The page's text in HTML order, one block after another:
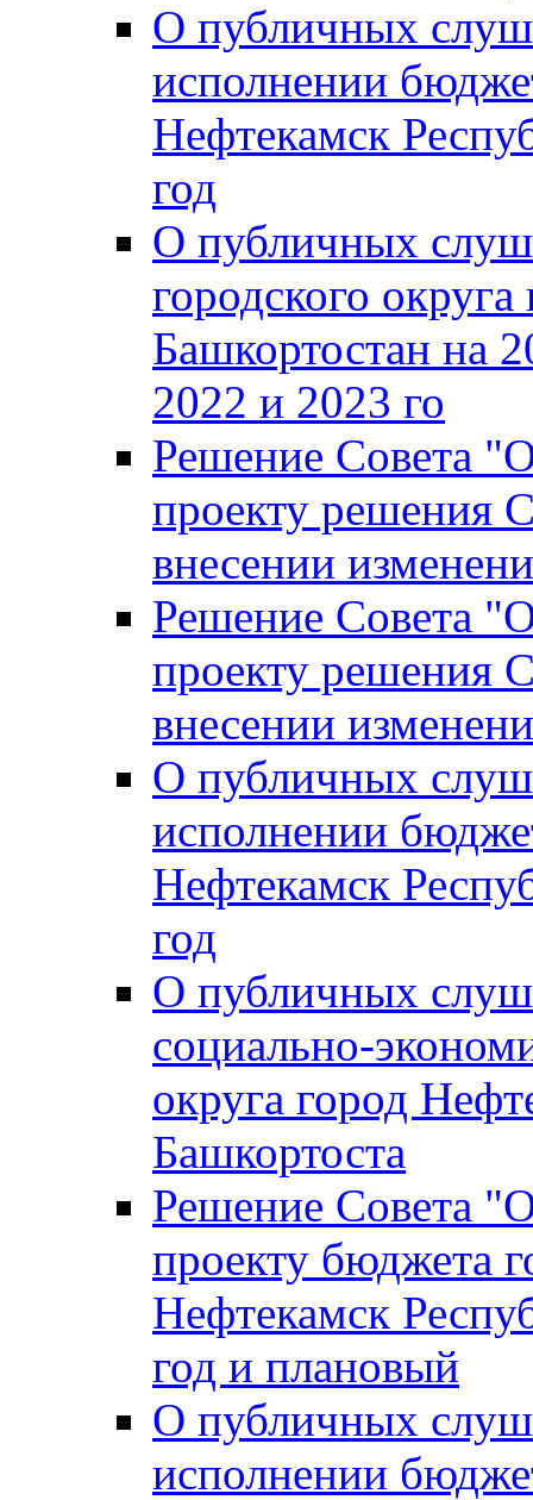
О публичных
исполнении
Нефтекамск
год
О публичных
городского
Башкортостан на
2022 и 2023 го
Решение Совета
проекту решения
внесении
Решение Совета
проекту решения
внесении
О публичных
исполнении
Нефтекамск
год
О публичных
социально-
округа город
Башкортоста
Решение Совета
проекту бюджета
Нефтекамск
год и плановый
О публичных
исполнении